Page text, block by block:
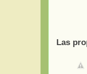
Las